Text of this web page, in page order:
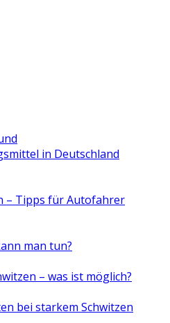
in Deutschland
– Tipps für Autofahrer
man tun?
– was ist möglich?
bei starkem Schwitzen